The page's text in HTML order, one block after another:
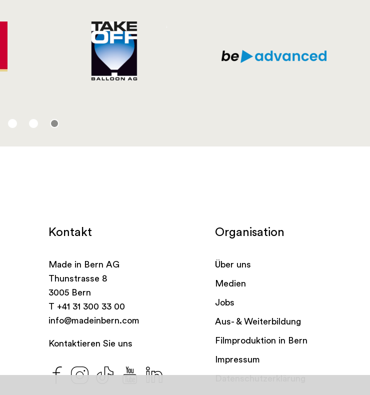
Kontakt
Made in Bern AG
Thunstrasse 8
3005 Bern
T +41 31 300 33 00
info@madeinbern.com
Kontaktieren Sie uns
Organisation
Über uns
Medien
Jobs
Aus- & Weiterbildung
Filmproduktion in Bern
Impressum